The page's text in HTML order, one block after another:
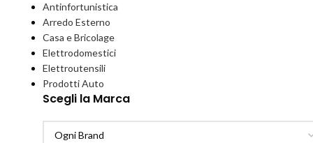
Antinfortunistica
Arredo Esterno
Casa e Bricolage
Elettrodomestici
Elettroutensili
Prodotti Auto
Scegli la Marca